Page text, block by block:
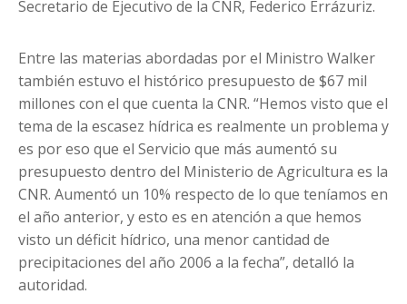
Secretario de Ejecutivo de la CNR, Federico Errázuriz.
Entre las materias abordadas por el Ministro Walker
también estuvo el histórico presupuesto de $67 mil
millones con el que cuenta la CNR. “Hemos visto que el
tema de la escasez hídrica es realmente un problema y
es por eso que el Servicio que más aumentó su
presupuesto dentro del Ministerio de Agricultura es la
CNR. Aumentó un 10% respecto de lo que teníamos en
el año anterior, y esto es en atención a que hemos
visto un déficit hídrico, una menor cantidad de
precipitaciones del año 2006 a la fecha”, detalló la
autoridad.